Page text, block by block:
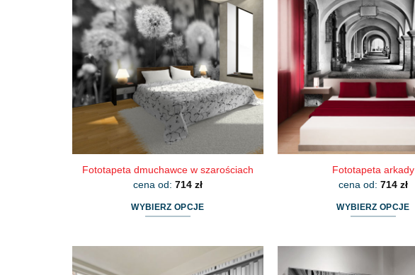
Fototapeta dmuchawce w szarościach
cena od: 714 zł
WYBIERZ OPCJE
Fototapeta arkady
cena od: 714 zł
WYBIERZ OPCJE